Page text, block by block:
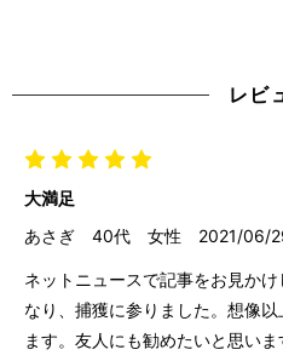
レビ
大満足
あさぎ
40代 女性 2021/06/
ネットニュースで記事をお見か
なり、捕獲に参りました。想像
ます。友人にも勧めたいと思いま